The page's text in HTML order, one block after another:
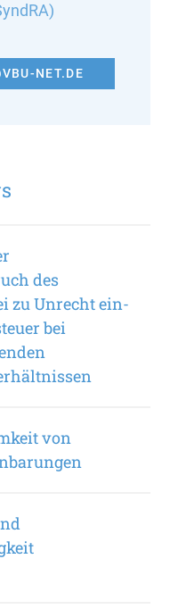
des
zu Unrecht ein­
bei
von
NET.DE